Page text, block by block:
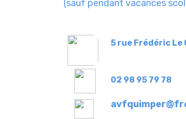
(sauf pendant vacances
5 rue Frédéric Le
02 98 95 79 78